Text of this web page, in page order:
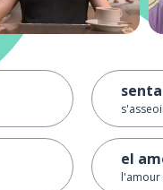
el
l'amour